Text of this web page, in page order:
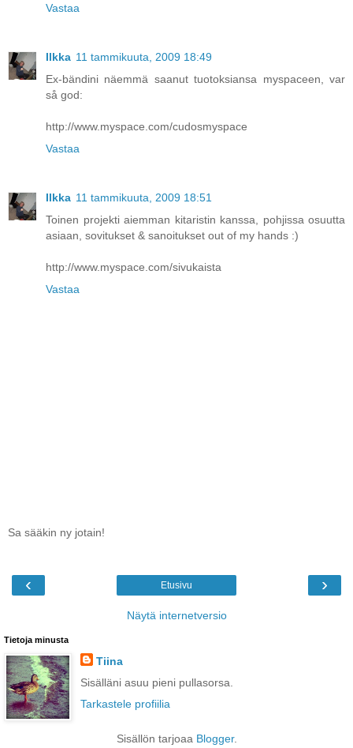
Vastaa
Ilkka 11 tammikuuta, 2009 18:49
Ex-bändini näemmä saanut tuotoksiansa myspaceen, var
så god:
http://www.myspace.com/cudosmyspace
Vastaa
Ilkka 11 tammikuuta, 2009 18:51
Toinen projekti aiemman kitaristin kanssa, pohjissa osuutta
asiaan, sovitukset & sanoitukset out of my hands :)
http://www.myspace.com/sivukaista
Vastaa
Sa sääkin ny jotain!
‹ ›
Etusivu
Näytä internetversio
Tietoja minusta
Tiina
Sisälläni asuu pieni pullasorsa.
Tarkastele profiilia
Sisällön tarjoaa Blogger.